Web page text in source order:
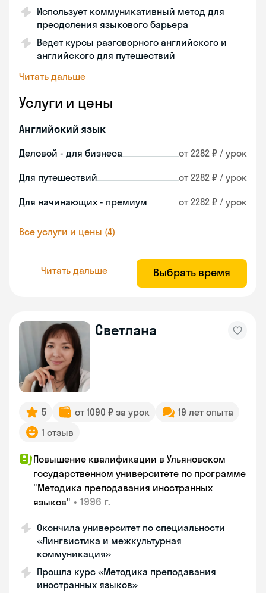
Использует коммуникативный метод для
преодоления языкового барьера
Ведет курсы разговорного английского и
английского для путешествий
Читать дальше
Услуги и цены
Английский язык
Деловой - для бизнеса от 2282 ₽ / урок
Для путешествий от 2282 ₽ / урок
Для начинающих - премиум от 2282 ₽ / урок
Все услуги и цены (4)
Читать дальше Выбрать время
Светлана
5 от 1090 ₽ за урок
19 лет опыта
1 отзыв
Повышение квалификации в Ульяновском
государственном университете по программе
"Методика преподавания иностранных
языков" • 1996 г.
Окончила университет по специальности
«Лингвистика и межкультурная
коммуникация»
Прошла курс «Методика преподавания
иностранных языков»